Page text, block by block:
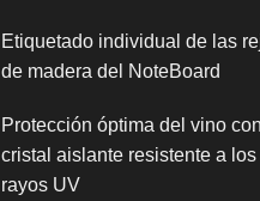
Etiquetado individual de las
de madera del NoteBoard
Protección óptima del vino con
cristal aislante resistente a los
rayos UV